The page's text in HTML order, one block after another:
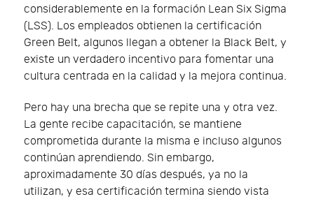
considerablemente en la formación Lean Six Sigma
(LSS). Los empleados obtienen la certificación
Green Belt, algunos llegan a obtener la Black Belt, y
existe un verdadero incentivo para fomentar una
cultura centrada en la calidad y la mejora continua.
Pero hay una brecha que se repite una y otra vez.
La gente recibe capacitación, se mantiene
comprometida durante la misma e incluso algunos
continúan aprendiendo. Sin embargo,
aproximadamente 30 días después, ya no la
utilizan, y esa certificación termina siendo vista